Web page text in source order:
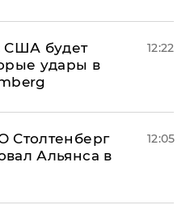
США будет
удары в
12:22
Столтенберг
Альянса в
12:05